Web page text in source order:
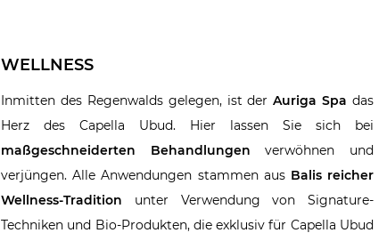
WELLNESS
Inmitten des Regenwalds gelegen, ist derAuriga Spa das
Herz des Capella Ubud. Hier lassen Sie sich bei
maßgeschneiderten Behandlungen verwöhnen und
verjüngen. Alle Anwendungen stammen aus Balis reicher
Wellness-Tradition unter Verwendung von Signature-
Techniken und Bio-Produkten, die exklusiv für Capella Ubud